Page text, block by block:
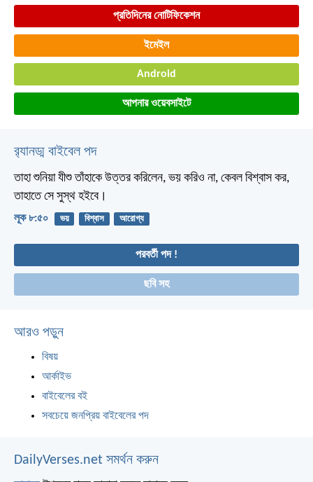
প্রতিদিনের নোটিফিকেশন
ইমেইল
Android
আপনার ওয়েবসাইটে
র‌্যানড্ম বাইবেল পদ
তাহা শুনিয়া যীশু তাঁহাকে উত্তর করিলেন, ভয় করিও না, কেবল বিশ্বাস কর,
তাহাতে সে সুস্থ হইবে।
লূক ৮:৫০ ভয় বিশ্বাস আরোগ্য
পরবর্তী পদ !
ছবি সহ
আরও পড়ুন
বিষয়
আর্কাইভ
বাইবেলের বই
সবচেয়ে জনপ্রিয় বাইবেলের পদ
DailyVerses.net সমর্থন করুন